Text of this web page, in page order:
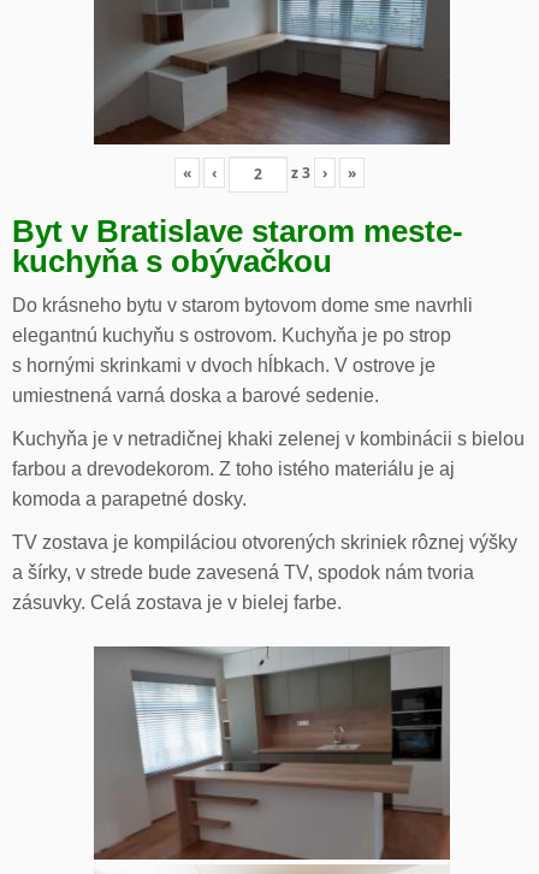
« ‹ z3 › »
Byt v Bratislave starom meste-
kuchyňa s obývačkou
Do krásneho bytu v starom bytovom dome sme navrhli
elegantnú kuchyňu s ostrovom. Kuchyňa je po strop
s hornými skrinkami v dvoch hĺbkach. V ostrove je
umiestnená varná doska a barové sedenie.
Kuchyňa je v netradičnej khaki zelenej v kombinácii s bielou
farbou a drevodekorom. Z toho istého materiálu je aj
komoda a parapetné dosky.
TV zostava je kompiláciou otvorených skriniek rôznej výšky
a šírky, v strede bude zavesená TV, spodok nám tvoria
zásuvky. Celá zostava je v bielej farbe.